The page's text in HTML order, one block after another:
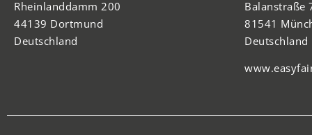
Rheinlanddamm 200
44139 Dortmund
Deutschland
Balanstraße
81541
Deutschland